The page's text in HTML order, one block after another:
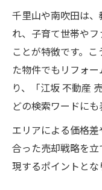
千里山や南吹田は
れ、子育て世帯や
ことが特徴です。
た物件でもリフォ
り、「江坂 不動産
どの検索ワードにも
エリアによる価格
合った売却戦略を
現するポイントとな